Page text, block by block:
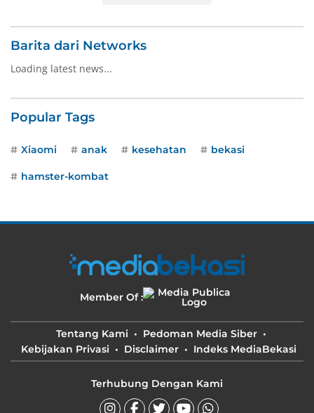
Barita dari Networks
Loading latest news...
Popular Tags
Xiaomi anak kesehatan bekasi
hamster-kombat
Member Of :
Tentang Kami
Pedoman Media Siber
Kebijakan Privasi
Disclaimer Indeks MediaBekasi
Terhubung Dengan Kami